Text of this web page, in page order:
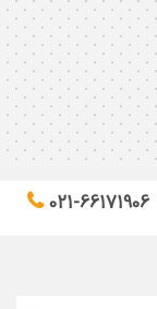
021-66171906